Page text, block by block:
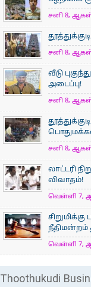
சனி 8, ஆகஸ்ட்
சனி 8, ஆகஸ்ட்
வீடு
அடைப்பு!
சனி 8, ஆகஸ்ட்
சனி 8, ஆகஸ்ட்
லாட்டரி
விவாதம்!
வெள்ளி 7,
நீதிமன்றம்
வெள்ளி 7,
Thoothukudi